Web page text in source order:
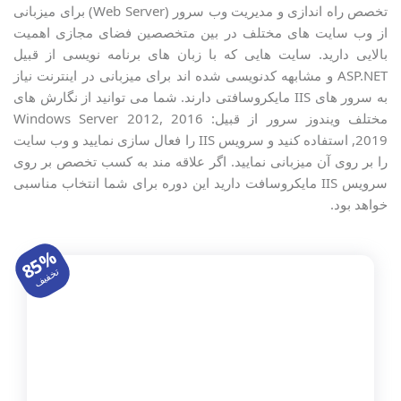
مجازی سازی
کامپتیا
Microsoft Web Server IIS
Veeam
مجازی سازی دسکتاپ VDI
KVM Linux
تخصص راه اندازی و مدیریت وب سرور (Web Server) برای میزبانی
از وب سایت های مختلف در بین متخصصین فضای مجازی اهمیت
بالایی دارید. سایت هایی که با زبان های برنامه نویسی از قبیل
ASP.NET و مشابهه کدنویسی شده اند برای میزبانی در اینترنت نیاز
به سرور های IIS مایکروسافتی دارند. شما می توانید از نگارش های
مختلف ویندوز سرور از قبیل: Windows Server 2012, 2016
,2019 استفاده کنید و سرویس IIS را فعال سازی نمایید و وب سایت
را بر روی آن میزبانی نمایید. اگر علاقه مند به کسب تخصص بر روی
سرویس IIS مایکروسافت دارید این دوره برای شما انتخاب مناسبی
خواهد بود.
85%
تخفیف